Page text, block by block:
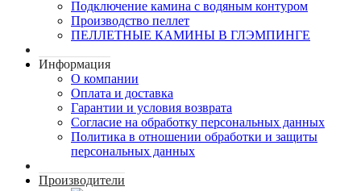
Подключение камина с водяным контуром
Производство пеллет
ПЕЛЛЕТНЫЕ КАМИНЫ В ГЛЭМПИНГЕ
Информация
О компании
Оплата и доставка
Гарантии и условия возврата
Согласие на обработку персональных данных
Политика в отношении обработки и защиты
персональных данных
Производители